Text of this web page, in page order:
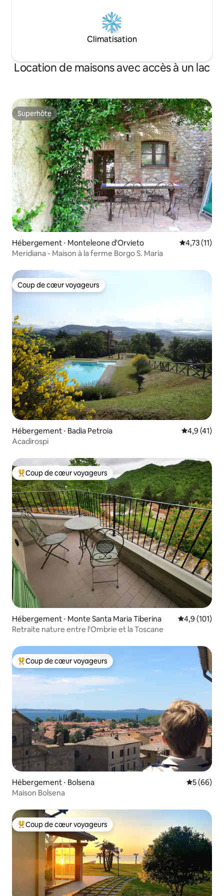
Climatisation
Location de maisons avec accès à un lac
Superhôte
Superhôte
Hébergement ⋅ Monteleone d'Orvieto Évaluation
4,73 (11)
Meridiana - Maison à la ferme Borgo S. Maria
Coup de cœur voyageurs
Coup de cœur voyageurs
Hébergement ⋅ Badia Petroia Évaluation
4,9 (41)
Acadirospi
Coups de cœur voyageurs les plus appréciés
Coup de cœur voyageurs
Hébergement ⋅ Monte Santa Maria Tiberina Évaluation
4,9 (101)
Retraite nature entre l'Ombrie et la Toscane
Coups de cœur voyageurs les plus appréciés
Coup de cœur voyageurs
Hébergement ⋅ Bolsena
5 (66)
Maison Bolsena
Coups de cœur voyageurs les plus appréciés
Coup de cœur voyageurs